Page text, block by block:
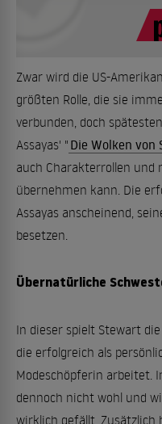
Zwar wird die US-
größten Rolle, die sie
verbunden, doch
Assayas' " Die Wolken von
auch Charakterrollen und
übernehmen kann. Die
Assayas anscheinend,
besetzen.
Übernatürliche
In dieser spielt Stewart
die erfolgreich als
Modeschöpferin arbeitet.
dennoch nicht wohl und
wirklich gefällt. Zusätzlich